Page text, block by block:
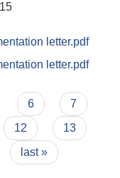
letter.pdf
letter.pdf
6
7
12
13
last »